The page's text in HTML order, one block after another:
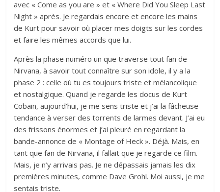
avec « Come as you are » et « Where Did You Sleep Last
Night » après. Je regardais encore et encore les mains
de Kurt pour savoir où placer mes doigts sur les cordes
et faire les mêmes accords que lui.
Après la phase numéro un que traverse tout fan de
Nirvana, à savoir tout connaître sur son idole, il y a la
phase 2 : celle où tu es toujours triste et mélancolique
et nostalgique. Quand je regarde les docus de Kurt
Cobain, aujourd’hui, je me sens triste et j’ai la fâcheuse
tendance à verser des torrents de larmes devant. J’ai eu
des frissons énormes et j’ai pleuré en regardant la
bande-annonce de « Montage of Heck ». Déjà. Mais, en
tant que fan de Nirvana, il fallait que je regarde ce film.
Mais, je n’y arrivais pas. Je ne dépassais jamais les dix
premières minutes, comme Dave Grohl. Moi aussi, je me
sentais triste.